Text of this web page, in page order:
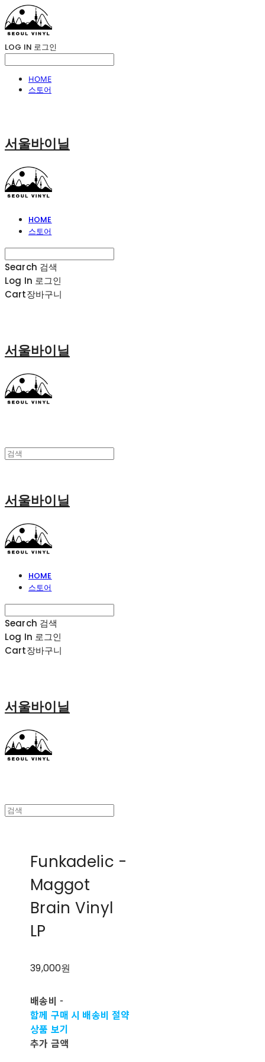
LOG IN 로그인
HOME
스토어
서울바이닐
HOME
스토어
Search 검색
Log In 로그인
Cart장바구니
서울바이닐
서울바이닐
HOME
스토어
Search 검색
Log In 로그인
Cart장바구니
서울바이닐
Funkadelic -
Maggot
Brain Vinyl
LP
39,000원
배송비 -
함께 구매 시 배송비 절약
상품 보기
추가 금액